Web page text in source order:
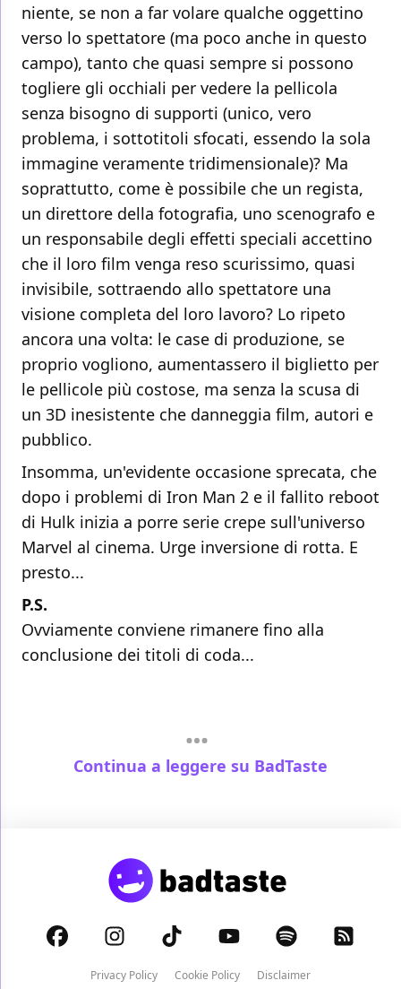
niente, se non a far volare qualche oggettino
verso lo spettatore (ma poco anche in questo
campo), tanto che quasi sempre si possono
togliere gli occhiali per vedere la pellicola
senza bisogno di supporti (unico, vero
problema, i sottotitoli sfocati, essendo la sola
immagine veramente tridimensionale)? Ma
soprattutto, come è possibile che un regista,
un direttore della fotografia, uno scenografo e
un responsabile degli effetti speciali accettino
che il loro film venga reso scurissimo, quasi
invisibile, sottraendo allo spettatore una
visione completa del loro lavoro? Lo ripeto
ancora una volta: le case di produzione, se
proprio vogliono, aumentassero il biglietto per
le pellicole più costose, ma senza la scusa di
un 3D inesistente che danneggia film, autori e
pubblico.
Insomma, un'evidente occasione sprecata, che
dopo i problemi di Iron Man 2 e il fallito reboot
di Hulk inizia a porre serie crepe sull'universo
Marvel al cinema. Urge inversione di rotta. E
presto...
P.S.
Ovviamente conviene rimanere fino alla
conclusione dei titoli di coda...
Continua a leggere su BadTaste
Privacy Policy Cookie Policy Disclaimer